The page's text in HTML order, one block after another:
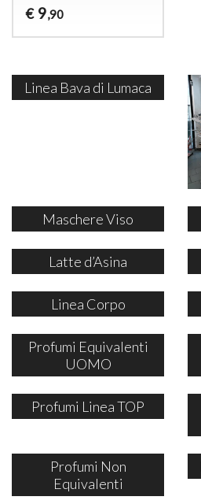
€ 9,90
Linea Bava di Lumaca
Maschere Viso
Latte d’Asina
Linea Corpo
Profumi Equivalenti
UOMO
Profumi Linea TOP
Profumi Non
Equivalenti